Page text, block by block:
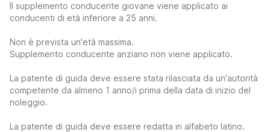
Il supplemento conducente giovane viene applicato ai
conducenti di età inferiore a 25 anni.
Non è prevista un'età massima.
Supplemento conducente anziano non viene applicato.
La patente di guida deve essere stata rilasciata da un'autorità
competente da almeno 1 anno/i prima della data di inizio del
noleggio.
La patente di guida deve essere redatta in alfabeto latino.